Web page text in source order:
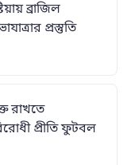
ব্রাজিল
প্রস্তুতি
রাখতে
প্রীতি ফুটবল